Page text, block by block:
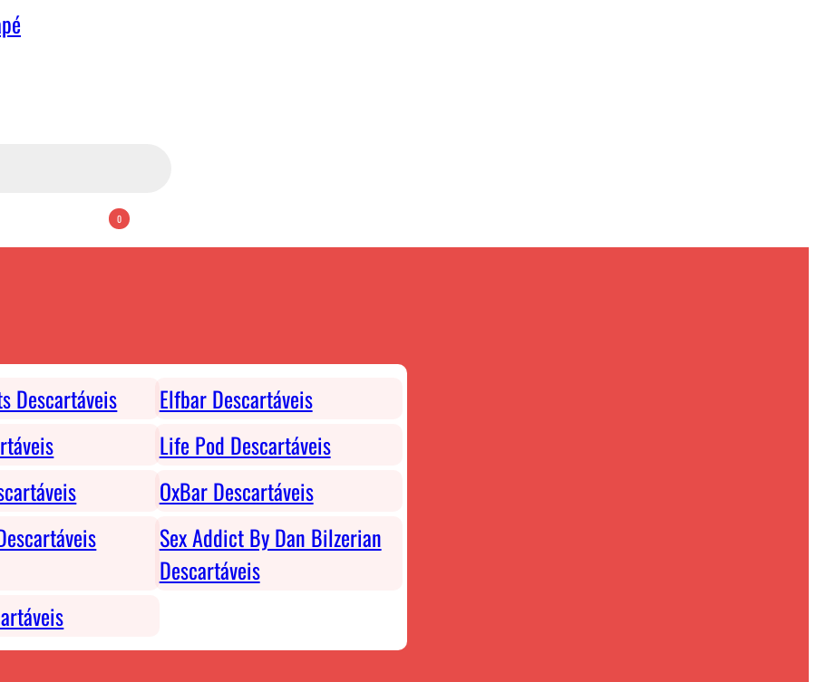
0
Descartáveis
Elfbar Descartáveis
Life Pod Descartáveis
OxBar Descartáveis
Sex Addict By Dan Bilzerian
Descartáveis